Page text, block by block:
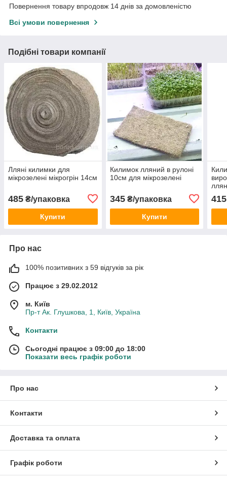
Повернення товару впродовж 14 днів за домовленістю
Всі умови повернення
Подібні товари компанії
Лляні килимки для
мікрозелені мікрогрін 14см
485 ₴/упаковка
Купити
Килимок лляний в рулоні
10см для мікрозелені
345₴/упаковка
Купити
415
Про нас
100% позитивних з 59 відгуків за рік
Працює з 29.02.2012
м. Київ
Пр-т Ак. Глушкова, 1, Київ, Україна
Контакти
Сьогодні працює з 09:00 до 18:00
Показати весь графік роботи
Про нас
Контакти
Доставка та оплата
Графік роботи